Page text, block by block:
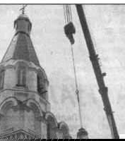
Сайт
Сайт